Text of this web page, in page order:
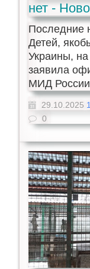
нет -
Последние
Детей,
Украины,
заявила
МИД
29.10.2025
0